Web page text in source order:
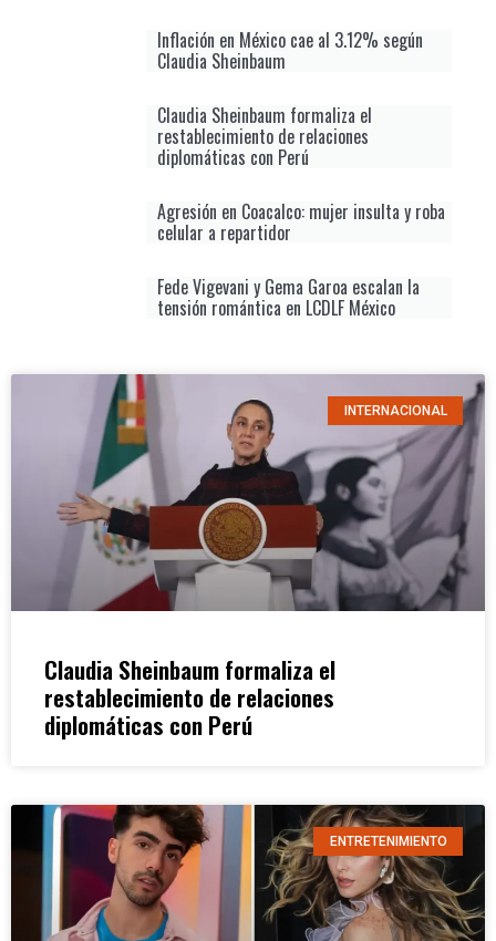
Inflación en México cae al 3.12% según
Claudia Sheinbaum
Claudia Sheinbaum formaliza el
restablecimiento de relaciones
diplomáticas con Perú
Agresión en Coacalco: mujer insulta y roba
celular a repartidor
Fede Vigevani y Gema Garoa escalan la
tensión romántica en LCDLF México
INTERNACIONAL
Claudia Sheinbaum formaliza el
restablecimiento de relaciones
diplomáticas con Perú
ENTRETENIMIENTO